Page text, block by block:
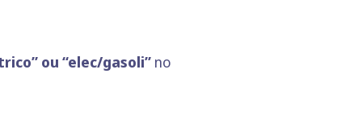
ou “elec/gasoli” no